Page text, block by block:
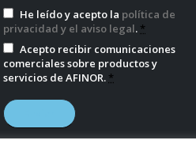
He leído y acepto la política de
privacidad y el aviso legal. *
Acepto recibir comunicaciones
comerciales sobre productos y
servicios de AFINOR. *